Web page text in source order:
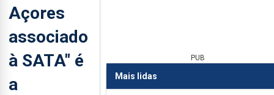
Açores
associado
à SATA" é
a
PUB
Mais lidas